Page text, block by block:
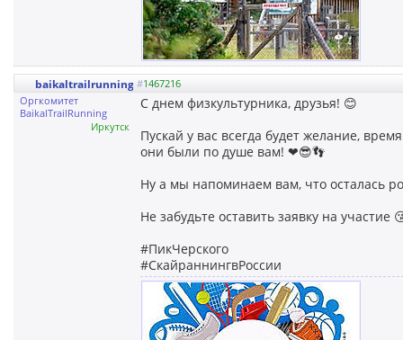
baikaltrailrunning #1467216
Оргкомитет
BaikalTrailRunning
Иркутск
С днем физкультурника, друзья! 😊
Пускай у вас всегда будет желание,
они были по душе вам! ❤😎👣
Ну а мы напоминаем вам, что осталась
Не забудьте оставить заявку на участие
#ПикЧерского
#СкайраннингвРоссии